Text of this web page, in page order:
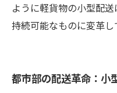
ように軽貨物の小型配
持続可能なものに変革し
都市部の配送革命：小